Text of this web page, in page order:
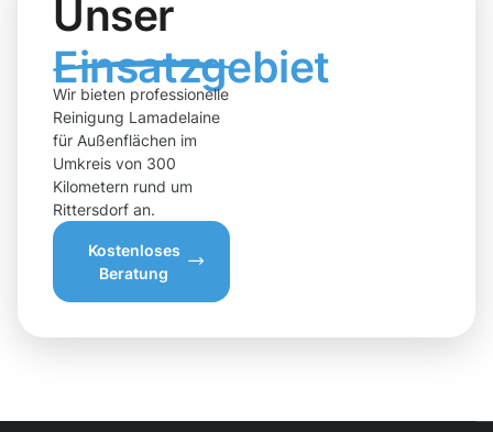
Unser
Einsatzgebiet
Wir bieten professionelle
Reinigung Lamadelaine
für Außenflächen im
Umkreis von 300
Kilometern rund um
Rittersdorf an.
Kostenloses
Beratung